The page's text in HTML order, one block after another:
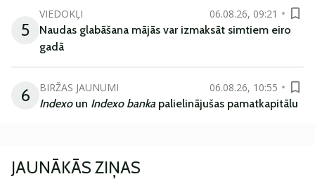
5
VIEDOKĻI
06.08.26, 09:21
Naudas glabāšana mājās var izmaksāt simtiem eiro
gadā
6 BIRŽAS JAUNUMI
06.08.26, 10:55
Indexoun Indexo banka palielinājušas pamatkapitālu
JAUNĀKĀS ZIŅAS